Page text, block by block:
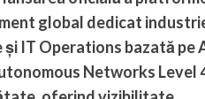
global dedicat
IT Operations bazată pe
Networks Level